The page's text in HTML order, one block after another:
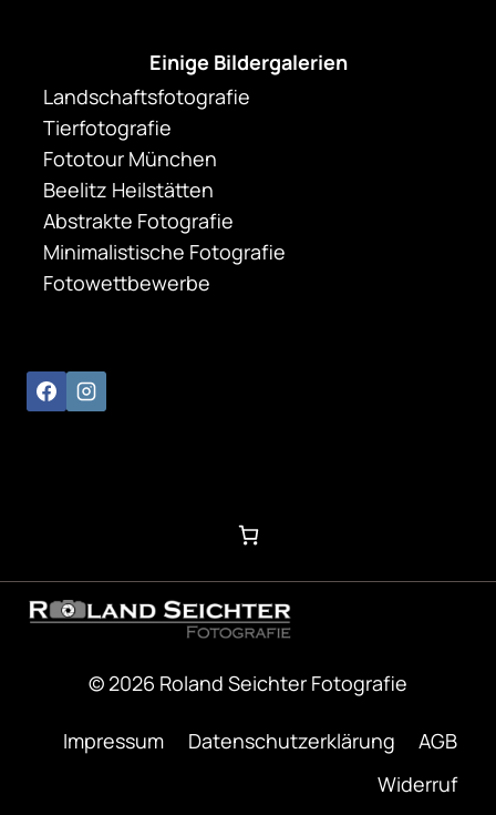
Einige Bildergalerien
Landschaftsfotografie
Tierfotografie
Fototour München
Beelitz Heilstätten
Abstrakte Fotografie
Minimalistische Fotografie
Fotowettbewerbe
© 2026 Roland Seichter Fotografie
Impressum Datenschutzerklärung
AGB
Widerruf